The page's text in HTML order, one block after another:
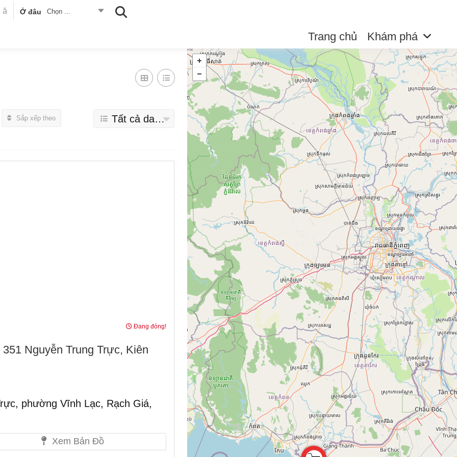
Ở đâu Chọn ...
Trang chủ Khám phá
Sắp xếp theo Tất cả danh mục
Đang đóng!
Nguyễn Trung Trực, Kiên
phường Vĩnh Lạc, Rạch Giá,
Xem Bản Đồ